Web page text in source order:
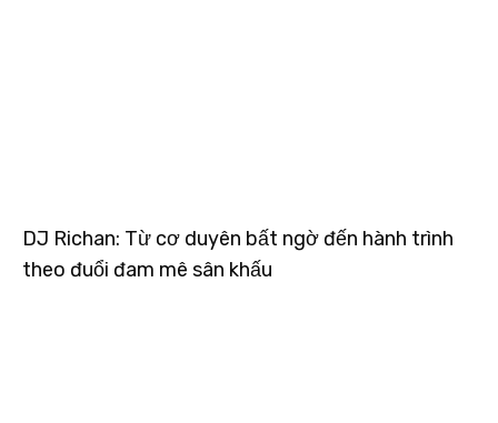
DJ Richan: Từ cơ duyên bất ngờ đến hành trình
theo đuổi đam mê sân khấu